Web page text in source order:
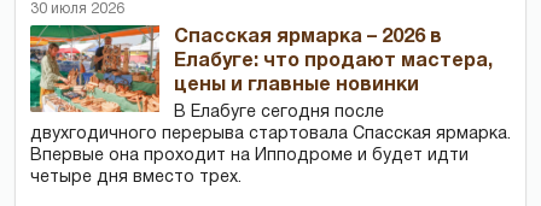
30 июля 2026
Спасская ярмарка – 2026 в
Елабуге: что продают мастера,
цены и главные новинки
В Елабуге сегодня после
двухгодичного перерыва стартовала Спасская ярмарка.
Впервые она проходит на Ипподроме и будет идти
четыре дня вместо трех.